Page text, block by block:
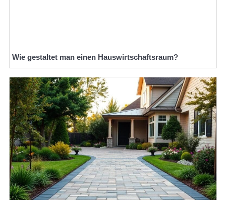
Wie gestaltet man einen Hauswirtschaftsraum?